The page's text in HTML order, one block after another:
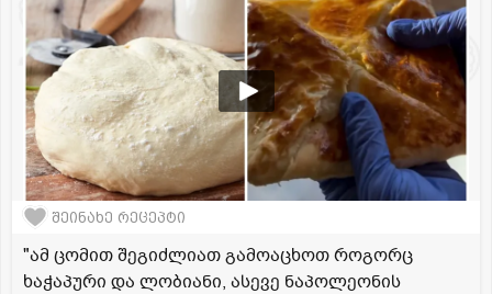
შეინახე რეცეპტი
"ამ ცომით შეგიძლიათ გამოაცხოთ როგორც
ხაჭაპური და ლობიანი, ასევე ნაპოლეონის